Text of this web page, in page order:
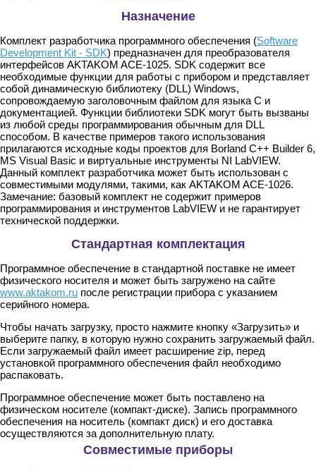
Назначение
Комплект разработчика программного обеспечения (Software
Development Kit - SDK) предназначен для преобразователя
интерфейсов AKTAKOM ACE-1025. SDK содержит все
необходимые функции для работы с прибором и представляет
собой динамическую библиотеку (DLL) Windows,
сопровождаемую заголовочным файлом для языка C и
документацией. Функции библиотеки SDK могут быть вызваны
из любой среды программирования обычным для DLL
способом. В качестве примеров такого использования
прилагаются исходные коды проектов для Borland C++ Builder 6,
MS Visual Basic и виртуальные инструменты NI LabVIEW.
Данный комплект разработчика может быть использован с
совместимыми модулями, такими, как AKTAKOM ACE-1026.
Замечание: базовый комплект не содержит примеров
программирования и инструментов LabVIEW и не гарантирует
технической поддержки.
Стандартная комплектация
Программное обеспечение в стандартной поставке не имеет
физического носителя и может быть загружено на сайте
www.aktakom.ru после регистрации прибора с указанием
серийного номера.
Чтобы начать загрузку, просто нажмите кнопку «Загрузить» и
выберите папку, в которую нужно сохранить загружаемый файл.
Если загружаемый файл имеет расширение zip, перед
установкой программного обеспечения файл необходимо
распаковать.
Программное обеспечение может быть поставлено на
физическом носителе (компакт-диске). Запись программного
обеспечения на носитель (компакт диск) и его доставка
осуществляются за дополнительную плату.
Совместимые приборы